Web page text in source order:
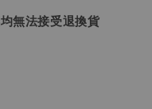
無法接受退換貨